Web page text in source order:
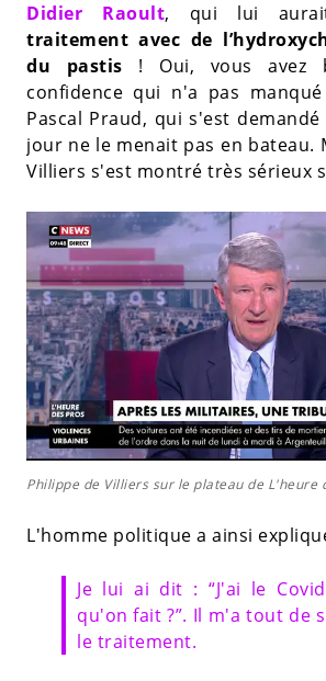
Didier Raoult, qui lui
traitement avec de
du pastis ! Oui, vous avez
confidence qui n'a pas
Pascal Praud, qui s'est
jour ne le menait pas en bateau.
Villiers s'est montré très sérieux
Philippe de Villiers sur le plateau de L'heure
L'homme politique a ainsi
Je lui ai dit : “J'ai le
qu'on fait ?”. Il m'a tout de
le traitement.